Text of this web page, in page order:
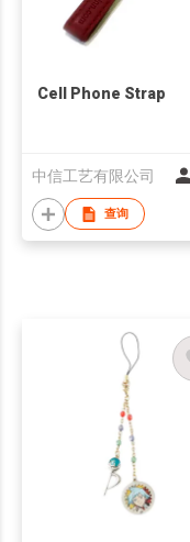
Cell Phone Strap
中信工艺有限公司
查询